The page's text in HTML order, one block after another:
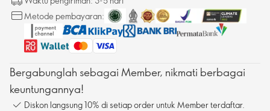
Metode pembayaran:
Bergabunglah sebagai Member, nikmati berbagai
keuntungannya!
Diskon langsung 10% di setiap order untuk Member terdaftar.